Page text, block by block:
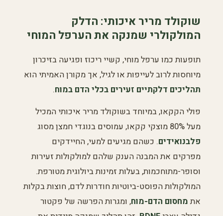
שוקולד מריר איכותי: הדלק
המולקולרי שמנקה את הערפל המוחי
תופעות כמו ערפל מוחי, קשיי ריכוז ופגיעה בזיכרון
מיוחסות לרוב לעייפות או לגיל, אך מקורן האמיתי הוא
תהליכים דלקתיים זעירים בכלי הדם במוח.
פולי הקקאו, במיוחד בשוקולד מריר איכותי המכיל
מעל 80% מוצקי קקאו, עמוסים בנוגדי חמצן מסוג
פלבנואידים. כשהם מגיעים למעי, החיידקים
מפרקים את המבנה הענק שלהם למולקולות זעירות
וסופר-מתוחכמות, בעלות זמינות ביולוגית מטורפת.
המולקולות הפוסט-ביוטיות חודרות לדם, חוצות בקלות
אתמחסום הדם-מוח, ומגרות הפרשה של פקטור